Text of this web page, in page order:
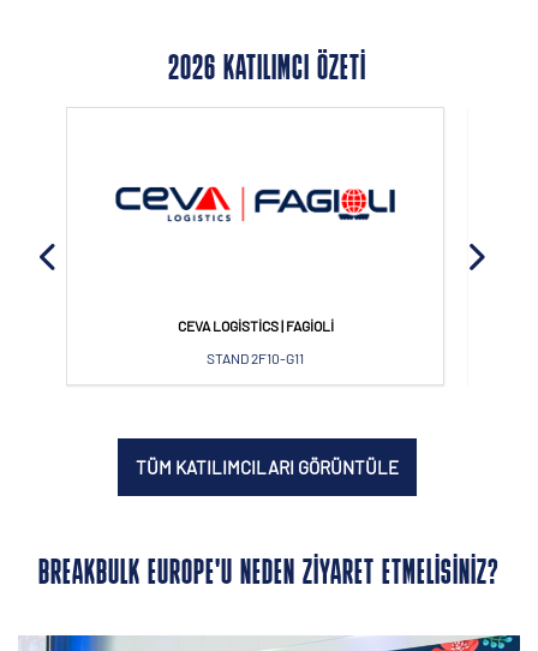
2026 KATILIMCI ÖZETI
CEVA LOGISTICS | FAGIOLI
STAND 2F10-G11
TÜM KATILIMCILARI GÖRÜNTÜLE
BREAKBULK EUROPE'U NEDEN ZIYARET ETMELISINIZ?